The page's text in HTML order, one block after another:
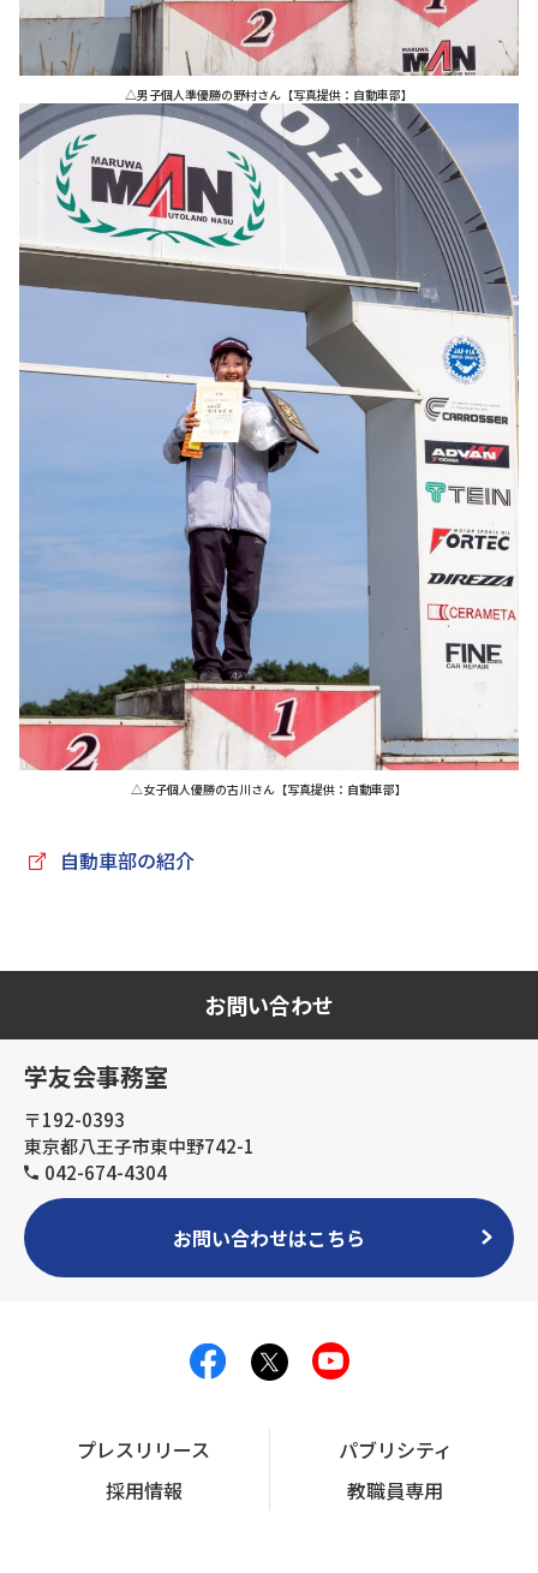
△男子個人準優勝の野村さん【写真提供：自動車部】
△女子個人優勝の古川さん【写真提供：自動車部】
自動車部の紹介
お問い合わせ
学友会事務室
〒192-0393
東京都八王子市東中野742-1
042-674-4304
お問い合わせはこちら
プレスリリース
パブリシティ
採用情報
教職員専用